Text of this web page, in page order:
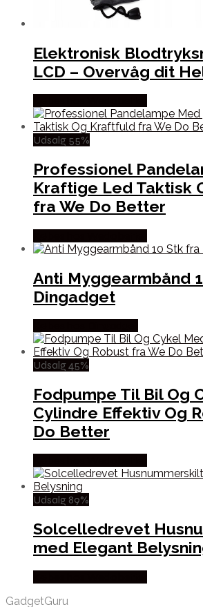
Elektronisk
LCD – Overvåg dit
Udsalg 55%
Professionel
Kraftige Led Taktisk
fra We Do Better
Anti Myggearmbånd
Dingadget
Udsalg 45%
Fodpumpe Til Bil Og
Cylindre Effektiv Og
Do Better
Udsalg 89%
Solcelledrevet
med Elegant
GadgetGuru